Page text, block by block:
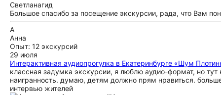
Светланагид
Большое спасибо за посещение экскурсии, рада, что Вам
А
Анна
Опыт: 12 экскурсий
29 июля
Интерактивная аудиопрогулка в Екатеринбурге «Шум
классная задумка экскурсии, я люблю аудио-формат, но
наигранность. думаю, детям должно прям нравиться.
интервью жителей